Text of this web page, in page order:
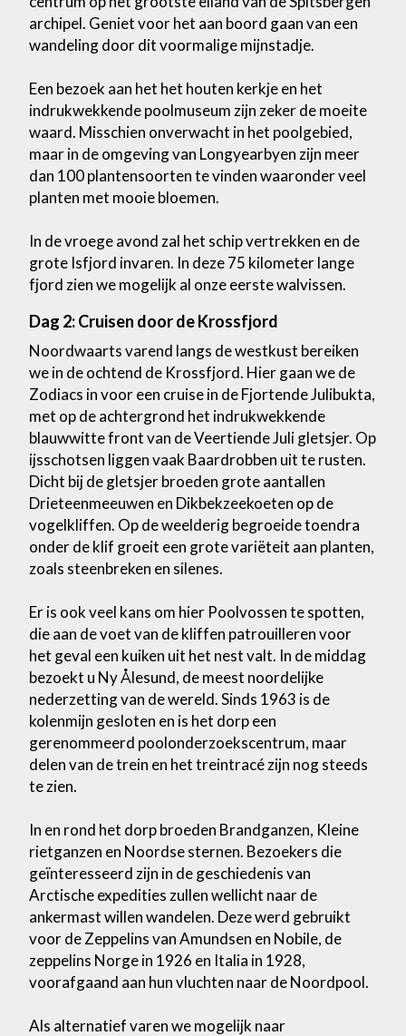
archipel. Geniet voor het aan boord gaan van een
wandeling door dit voormalige mijnstadje.
Een bezoek aan het het houten kerkje en het
indrukwekkende poolmuseum zijn zeker de moeite
waard. Misschien onverwacht in het poolgebied,
maar in de omgeving van Longyearbyen zijn meer
dan 100 plantensoorten te vinden waaronder veel
planten met mooie bloemen.
In de vroege avond zal het schip vertrekken en de
grote Isfjord invaren. In deze 75 kilometer lange
fjord zien we mogelijk al onze eerste walvissen.
Dag 2: Cruisen door de Krossfjord
Noordwaarts varend langs de westkust bereiken
we in de ochtend de Krossfjord. Hier gaan we de
Zodiacs in voor een cruise in de Fjortende Julibukta,
met op de achtergrond het indrukwekkende
blauwwitte front van de Veertiende Juli gletsjer. Op
ijsschotsen liggen vaak Baardrobben uit te rusten.
Dicht bij de gletsjer broeden grote aantallen
Drieteenmeeuwen en Dikbekzeekoeten op de
vogelkliffen. Op de weelderig begroeide toendra
onder de klif groeit een grote variëteit aan planten,
zoals steenbreken en silenes.
Er is ook veel kans om hier Poolvossen te spotten,
die aan de voet van de kliffen patrouilleren voor
het geval een kuiken uit het nest valt. In de middag
bezoekt u Ny Ålesund, de meest noordelijke
nederzetting van de wereld. Sinds 1963 is de
kolenmijn gesloten en is het dorp een
gerenommeerd poolonderzoekscentrum, maar
delen van de trein en het treintracé zijn nog steeds
te zien.
In en rond het dorp broeden Brandganzen, Kleine
rietganzen en Noordse sternen. Bezoekers die
geïnteresseerd zijn in de geschiedenis van
Arctische expedities zullen wellicht naar de
ankermast willen wandelen. Deze werd gebruikt
voor de Zeppelins van Amundsen en Nobile, de
zeppelins Norge in 1926 en Italia in 1928,
voorafgaand aan hun vluchten naar de Noordpool.
Als alternatief varen we mogelijk naar